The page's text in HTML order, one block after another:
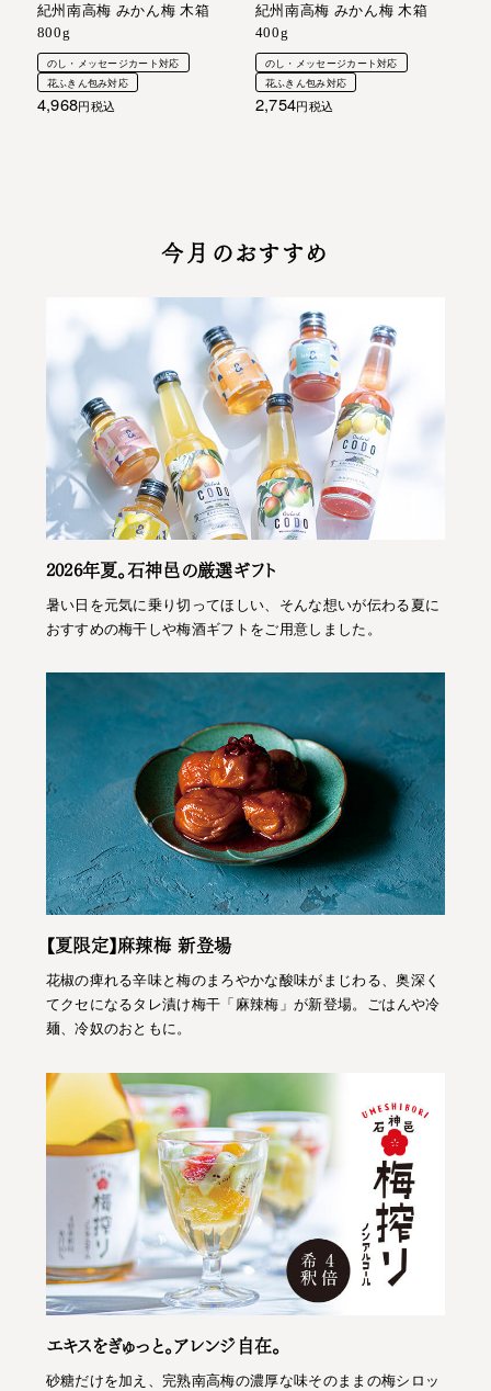
紀州南高梅 みかん梅 木箱
800g
のし・メッセージカート対応
花ふきん包み対応
4,968 税込
紀州南高梅 みかん梅 木箱
400g
のし・メッセージカート対応
花ふきん包み対応
2,754 税込
今月のおすすめ
2026年夏。石神邑の厳選ギフト
暑い日を元気に乗り切ってほしい、そんな想いが伝わる夏に
おすすめの梅干しや梅酒ギフトをご用意しました。
【夏限定】麻辣梅 新登場
花椒の痺れる辛味と梅のまろやかな酸味がまじわる、奥深く
てクセになるタレ漬け梅干「麻辣梅」が新登場。ごはんや冷
麺、冷奴のおともに。
エキスをぎゅっと。アレンジ自在。
砂糖だけを加え、完熟南高梅の濃厚な味そのままの梅シロッ